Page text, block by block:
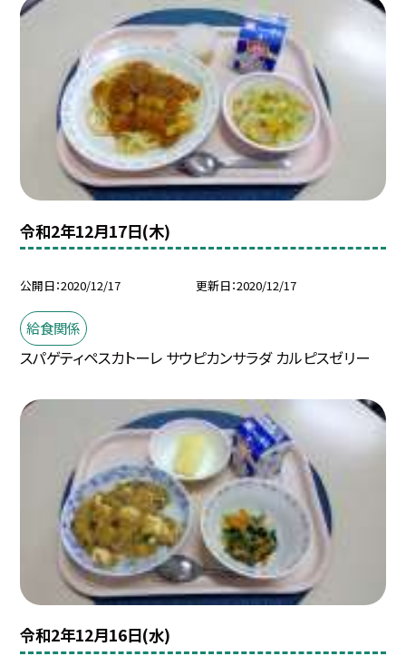
令和2年12月17日(木)
公開日 2020/12/17 更新日 2020/12/17
給食関係
スパゲティペスカトーレ サウピカンサラダ カルピスゼリー
令和2年12月16日(水)